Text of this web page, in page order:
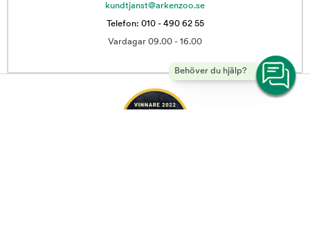
Behöver du hjälp?
kundtjanst@arkenzoo.se
Telefon: 010 - 490 62 55
Vardagar 09.00 - 16.00